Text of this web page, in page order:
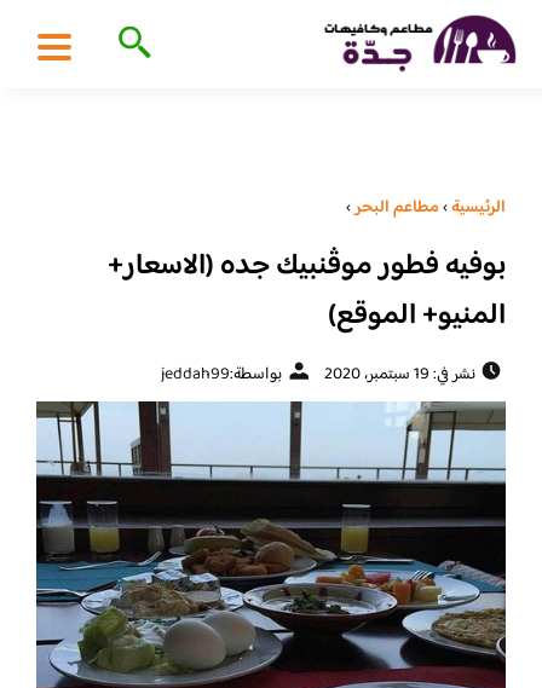
الرئيسية›مطاعم البحر›
بوفيه فطور موڤنبيك جده (الاسعار+
المنيو+ الموقع)
نشر في: 19 سبتمبر، 2020 بواسطة:jeddah99